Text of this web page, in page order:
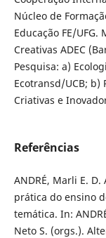
Núcleo de
Educação FE/
Creativas ADEC
Pesquisa: a)
Ecotransd/UCB;
Criativas e
Referências
ANDRÉ, Marli E. D.
prática do ensino
temática. In:
Neto S. (orgs.).